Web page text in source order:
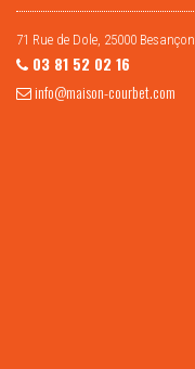
71 Rue de Dole, 25000 Besançon
03 81 52 02 16
info@maison-courbet.com